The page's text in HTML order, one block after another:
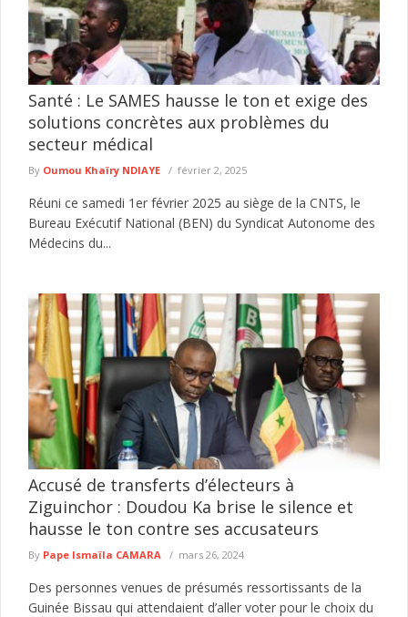
Santé : Le SAMES hausse le ton et exige des
solutions concrètes aux problèmes du
secteur médical
By Oumou Khaïry NDIAYE février 2, 2025
Réuni ce samedi 1er février 2025 au siège de la CNTS, le
Bureau Exécutif National (BEN) du Syndicat Autonome des
Médecins du...
Accusé de transferts d’électeurs à
Ziguinchor : Doudou Ka brise le silence et
hausse le ton contre ses accusateurs
By Pape Ismaïla CAMARA mars 26, 2024
Des personnes venues de présumés ressortissants de la
Guinée Bissau qui attendaient d’aller voter pour le choix du